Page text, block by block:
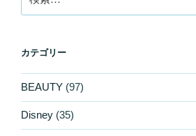
索:
カテゴリー
BEAUTY (97)
Disney (35)